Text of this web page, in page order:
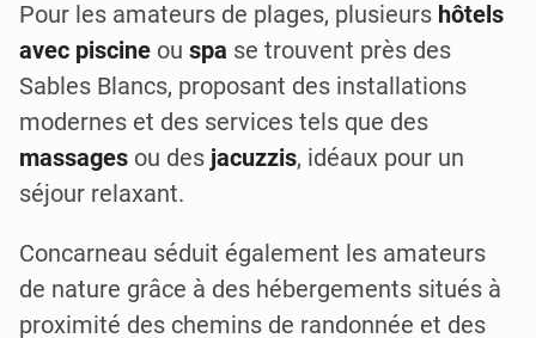
Pour les amateurs de plages, plusieurs hôtels
avec piscine ou spa se trouvent près des
Sables Blancs, proposant des installations
modernes et des services tels que des
massages ou des jacuzzis, idéaux pour un
séjour relaxant.
Concarneau séduit également les amateurs
de nature grâce à des hébergements situés à
proximité des chemins de randonnée et des